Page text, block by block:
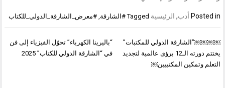
Posted in أدب, الرئيسية Tagged #الشارقة ,#معرض_الشارقة_الدولي_للكتاب
تصفّح
المقالات
“باليرينا الكهرباء” تحوّل الفيزياء إلى فن
في “الشارقة الدولي للكتاب” 2025
￼￼￼￼”الشارقة الدولي للمكتبات”
يختتم دورته الـ12 برؤى عالمية لتجديد
التعلم وتمكين المكتبيين￼